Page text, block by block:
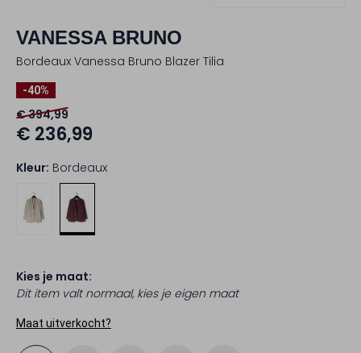
VANESSA BRUNO
Bordeaux Vanessa Bruno Blazer Tilia
-40%
€ 394,99
€ 236,99
Kleur: Bordeaux
Kies je maat:
Dit item valt normaal, kies je eigen maat
Maat uitverkocht?